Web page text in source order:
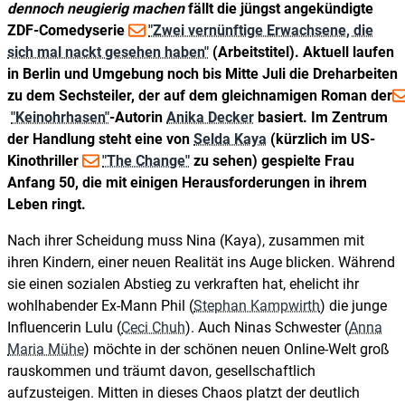
dennoch neugierig machenfällt die jüngst angekündigte
ZDF-Comedyserie
"Zwei vernünftige Erwachsene, die
sich mal nackt gesehen haben" (Arbeitstitel). Aktuell laufen
in Berlin und Umgebung noch bis Mitte Juli die Dreharbeiten
zu dem Sechsteiler, der auf dem gleichnamigen Roman der
"Keinohrhasen"-Autorin Anika Decker basiert. Im Zentrum
der Handlung steht eine von Selda Kaya (kürzlich im US-
Kinothriller
"The Change" zu sehen) gespielte Frau
Anfang 50, die mit einigen Herausforderungen in ihrem
Leben ringt.
Nach ihrer Scheidung muss Nina (Kaya), zusammen mit
ihren Kindern, einer neuen Realität ins Auge blicken. Während
sie einen sozialen Abstieg zu verkraften hat, ehelicht ihr
wohlhabender Ex-Mann Phil (Stephan Kampwirth) die junge
Influencerin Lulu (Ceci Chuh). Auch Ninas Schwester (Anna
Maria Mühe) möchte in der schönen neuen Online-Welt groß
rauskommen und träumt davon, gesellschaftlich
aufzusteigen. Mitten in dieses Chaos platzt der deutlich